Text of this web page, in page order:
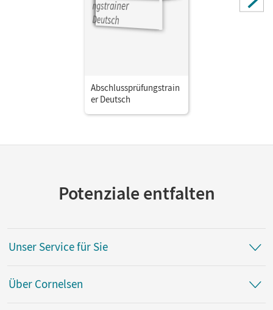
Abschlussprüfungstrain
er Deutsch
Potenziale entfalten
Unser Service für Sie
Über Cornelsen